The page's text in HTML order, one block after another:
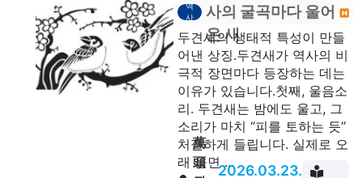
역
사
사의 굴곡마다 울어
온 새
두견새의 생태적 특성이 만들
어낸 상징.두견새가 역사의 비
극적 장면마다 등장하는 데는
이유가 있습니다.첫째, 울음소
리. 두견새는 밤에도 울고, 그
소리가 마치 “피를 토하는 듯”
처절하게 들립니다. 실제로 오
래 울면 ...
萬
頭
2026.03.23.